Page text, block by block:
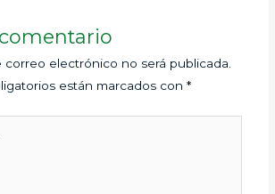
correo electrónico no será publicada.
están marcados con *